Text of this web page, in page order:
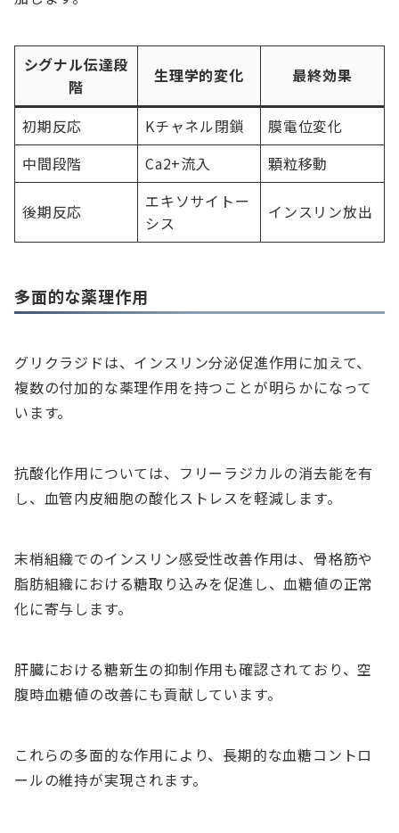
シグナル伝達段
階
生理学的変化 最終効果
初期反応 Kチャネル閉鎖
膜電位変化
中間段階
Ca2+流入 顆粒移動
後期反応
エキソサイトー
シス
インスリン放出
多面的な薬理作用
グリクラジドは、インスリン分泌促進作用に加えて、
複数の付加的な薬理作用を持つことが明らかになって
います。
抗酸化作用については、フリーラジカルの消去能を有
し、血管内皮細胞の酸化ストレスを軽減します。
末梢組織でのインスリン感受性改善作用は、骨格筋や
脂肪組織における糖取り込みを促進し、血糖値の正常
化に寄与します。
肝臓における糖新生の抑制作用も確認されており、空
腹時血糖値の改善にも貢献しています。
これらの多面的な作用により、長期的な血糖コントロ
ールの維持が実現されます。